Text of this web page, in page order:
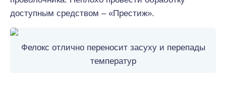
доступным средством – «Престиж».
Фелокс отлично переносит засуху и перепады
температур